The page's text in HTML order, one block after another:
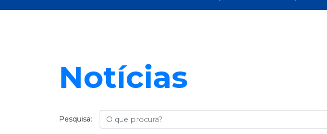
Notícias
Pesquisa:Busca